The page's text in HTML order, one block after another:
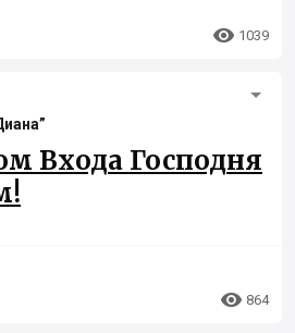
 1039
Входа Господня
 864